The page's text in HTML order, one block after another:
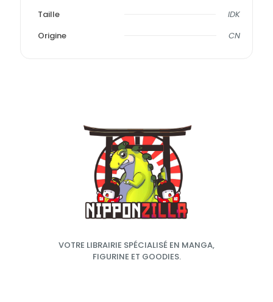
Taille
IDK
Origine
CN
VOTRE LIBRAIRIE SPÉCIALISÉ EN MANGA,
FIGURINE ET GOODIES.